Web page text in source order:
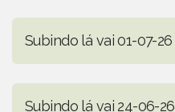
Subindo lá vai 01-07-26
Subindo lá vai 24-06-26